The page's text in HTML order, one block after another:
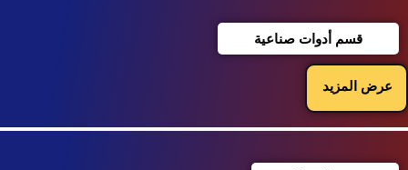
قسم أدوات صناعية
عرض المزيد